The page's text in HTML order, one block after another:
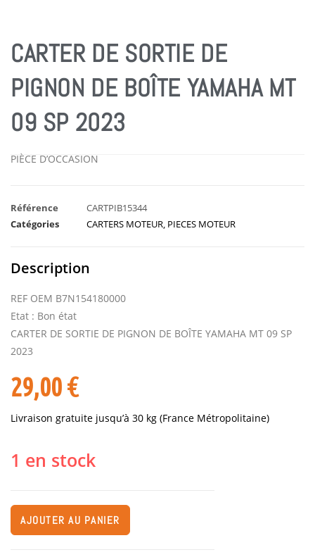
CARTER DE SORTIE DE
PIGNON DE BOÎTE YAMAHA MT
09 SP 2023
PIÈCE D’OCCASION
Référence
CARTPIB15344
Catégories
CARTERS MOTEUR PIECES MOTEUR
Description
REF OEM B7N154180000
Etat : Bon état
CARTER DE SORTIE DE PIGNON DE BOÎTE YAMAHA MT 09 SP
2023
29,00€
Livraison gratuite jusqu’à 30 kg (France Métropolitaine)
1 en stock
AJOUTER AU PANIER